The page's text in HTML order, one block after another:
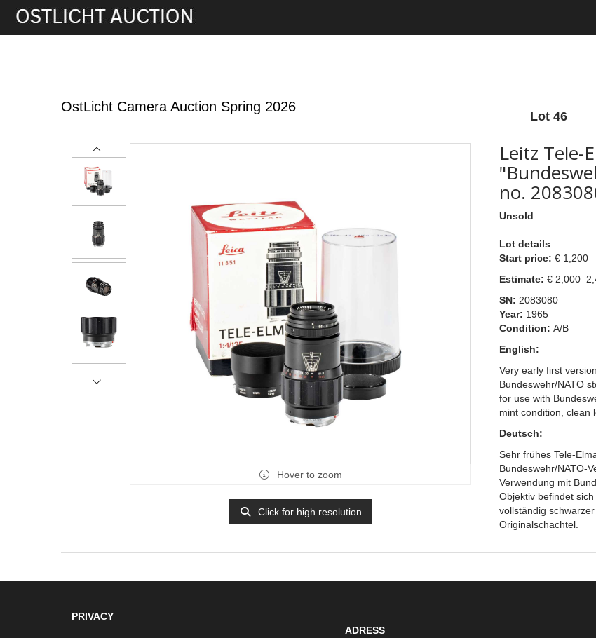
OstLicht Camera Auction Spring 2026
Lot 46
Hover to zoom
Click for high resolution
Leitz Tele-
no.
Unsold
Lot details
Start price: € 1,200
Estimate: €
SN: 2083080
Year: 1965
Condition: A/B
English:
Very early first
Bundeswehr/NATO
for use with
mint condition, clean
Deutsch:
Sehr frühes Tele-
Bundeswehr/NATO-
Verwendung mit
Objektiv befindet
vollständig
Originalschachtel.
PRIVACY
ADRESS